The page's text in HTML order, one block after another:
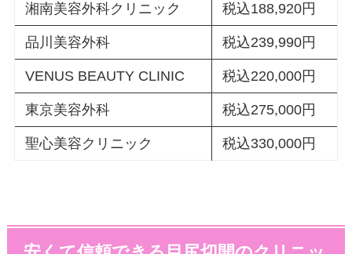
湘南美容外科クリニック 税込188,920円
品川美容外科 税込239,990円
VENUS BEAUTY CLINIC 税込220,000円
東京美容外科 税込275,000円
聖心美容クリニック 税込330,000円